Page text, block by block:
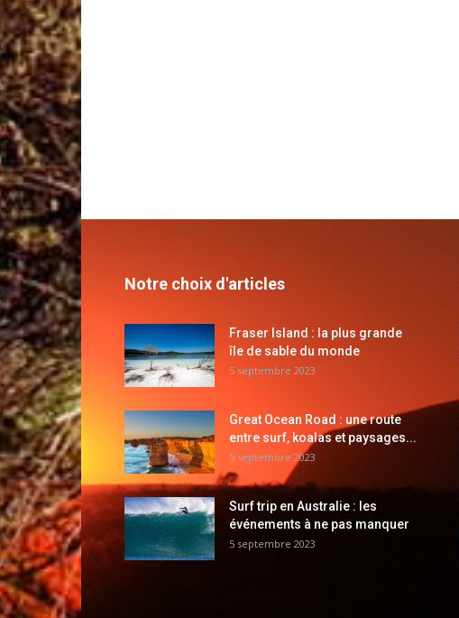
Notre choix d'articles
Fraser Island : la plus grande
île de sable du monde
5 septembre 2023
Great Ocean Road : une route
entre surf, koalas et paysages...
5 septembre 2023
Surf trip en Australie : les
événements à ne pas manquer
5 septembre 2023